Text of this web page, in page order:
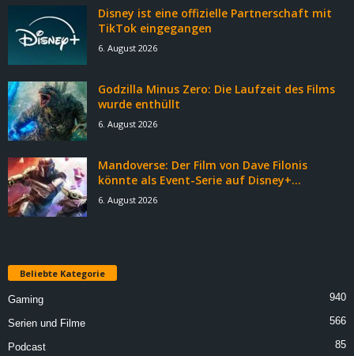
Disney ist eine offizielle Partnerschaft mit
TikTok eingegangen
6. August 2026
Godzilla Minus Zero: Die Laufzeit des Films
wurde enthüllt
6. August 2026
Mandoverse: Der Film von Dave Filonis
könnte als Event-Serie auf Disney+...
6. August 2026
Beliebte Kategorie
Gaming 940
Serien und Filme 566
Podcast 85